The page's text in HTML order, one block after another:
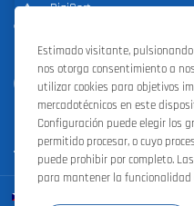
DigiCert
Outstanding Sales
2022
Estimado visitante, pulsionando
nos otorga consentimiento a
utilizar cookies para objetivos
mercadotécnicos en este
Configuración puede elegir los
permitido procesar, o cuyo
puede prohibir por completo.
para mantener la funcionalidad